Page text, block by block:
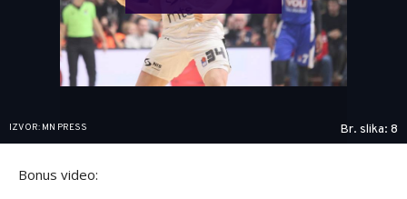
IZVOR: MN PRESS Br. slika: 8
Bonus video: